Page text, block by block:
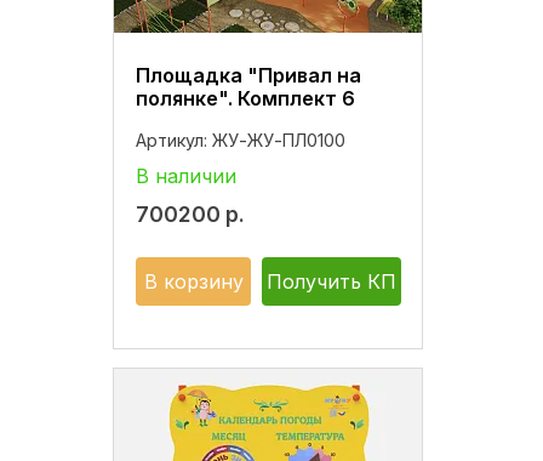
Площадка "Привал на
полянке". Комплект 6
Артикул: ЖУ-ЖУ-ПЛ0100
В наличии
700200 р.
В корзину Получить КП